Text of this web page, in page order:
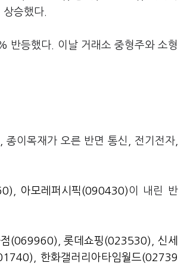
상승했다.
등했다. 이날 거래소 중형주와 소형
이목재가 오른 반면 통신, 전기전자,
아모레퍼시픽(090430)이 내린 반
점(069960) ,롯데쇼핑(023530) ,신세
,한화갤러리아타임월드(02739